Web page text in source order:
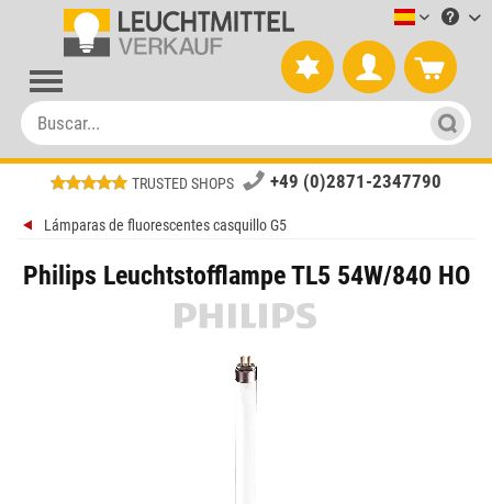
TRUSTED SHOPS +49 (0)2871-2347790
Lámparas de fluorescentes casquillo G5
Philips Leuchtstofflampe TL5 54W/840 HO